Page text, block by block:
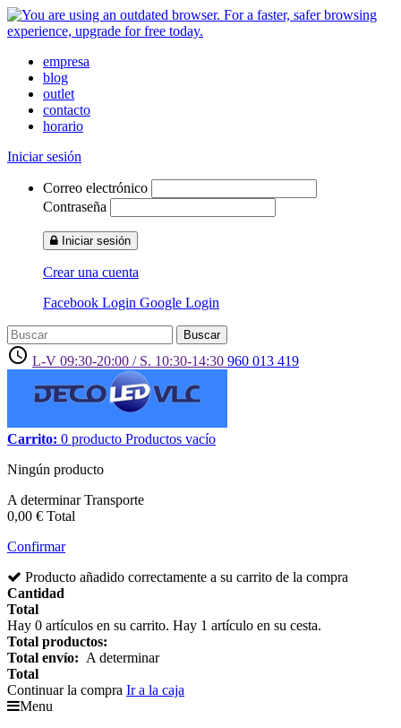
empresa
blog
outlet
contacto
horario
Iniciar sesión
Correo electrónico
Contraseña
Iniciar sesión
Crear una cuenta
Facebook Login Google Login
Buscar
access_time L-V 09:30-20:00 / S. 10:30-14:30 960 013 419
Carrito: 0 producto Productos vacío
Ningún producto
A determinarTransporte
0,00 € Total
Confirmar
Producto añadido correctamente a su carrito de la compra
Cantidad
Total
Hay 0 artículos en su carrito. Hay 1 artículo en su cesta.
Total productos:
Total envío: A determinar
Total
Continuar la compra Ir a la caja
Menu